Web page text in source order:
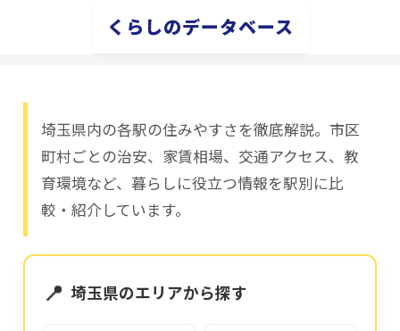
くらしのデータベース
埼玉県内の各駅の住みやすさを徹底解説。市区
町村ごとの治安、家賃相場、交通アクセス、教
育環境など、暮らしに役立つ情報を駅別に比
較・紹介しています。
📍 埼玉県のエリアから探す